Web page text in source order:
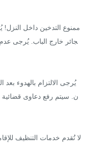
جائر خارج الباب. يُرجى
ن. سيتم رفع دعاوى